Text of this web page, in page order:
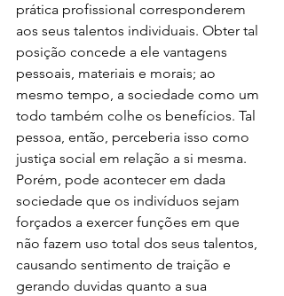
prática profissional corresponderem
aos seus talentos individuais. Obter tal
posição concede a ele vantagens
pessoais, materiais e morais; ao
mesmo tempo, a sociedade como um
todo também colhe os benefícios. Tal
pessoa, então, perceberia isso como
justiça social em relação a si mesma.
Porém, pode acontecer em dada
sociedade que os indivíduos sejam
forçados a exercer funções em que
não fazem uso total dos seus talentos,
causando sentimento de traição e
gerando duvidas quanto a sua